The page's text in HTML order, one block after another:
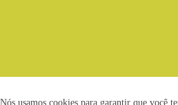
Nós usamos cookies para garantir que você
2021 ©